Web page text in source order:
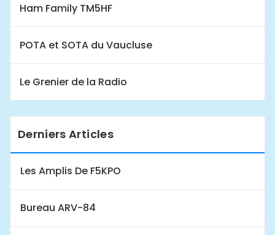
Ham Family TM5HF
POTA et SOTA du Vaucluse
Le Grenier de la Radio
Derniers Articles
Les Amplis De F5KPO
Bureau ARV-84